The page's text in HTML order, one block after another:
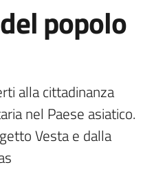
popolo
alla cittadinanza
nel Paese asiatico.
Vesta e dalla